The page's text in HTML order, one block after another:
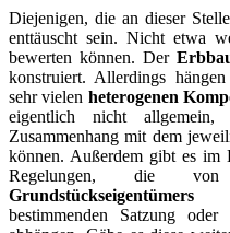
Diejenigen, die an dieser
enttäuscht sein. Nicht etwa
bewerten können. Der
konstruiert. Allerdings
sehr vielen heterogenen
eigentlich nicht
Zusammenhang mit dem
können. Außerdem gibt es im
Regelungen, die
Grundstückseigentümers
bestimmenden Satzung